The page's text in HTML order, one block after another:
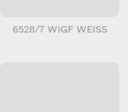
6528/7 WIGF WEISS